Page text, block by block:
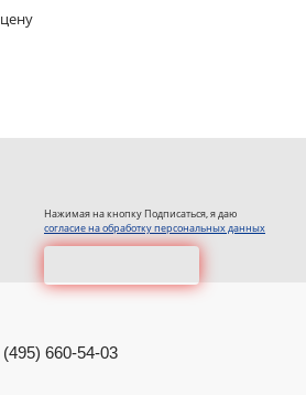
Нажимая на кнопку Подписаться, я даю
согласие на обработку персональных данных
660-54-03